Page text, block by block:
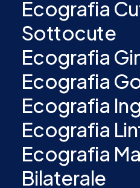
Ecografia
Sottocute
Ecografia
Ecografia
Ecografia
Ecografia
Ecografia
Bilaterale